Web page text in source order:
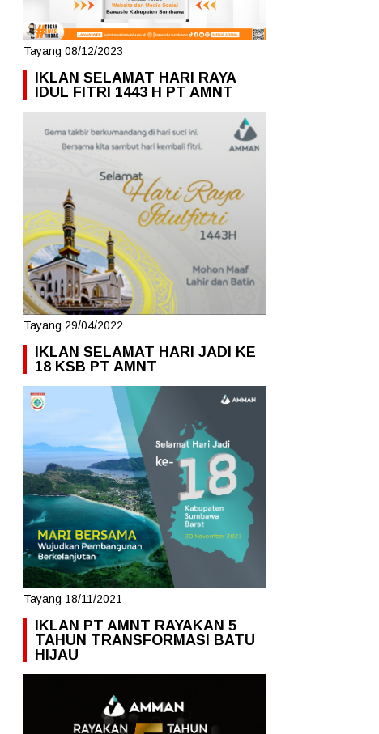
Tayang 08/12/2023
IKLAN SELAMAT HARI RAYA
IDUL FITRI 1443 H PT AMNT
Tayang 29/04/2022
IKLAN SELAMAT HARI JADI KE
18 KSB PT AMNT
Tayang 18/11/2021
IKLAN PT AMNT RAYAKAN 5
TAHUN TRANSFORMASI BATU
HIJAU